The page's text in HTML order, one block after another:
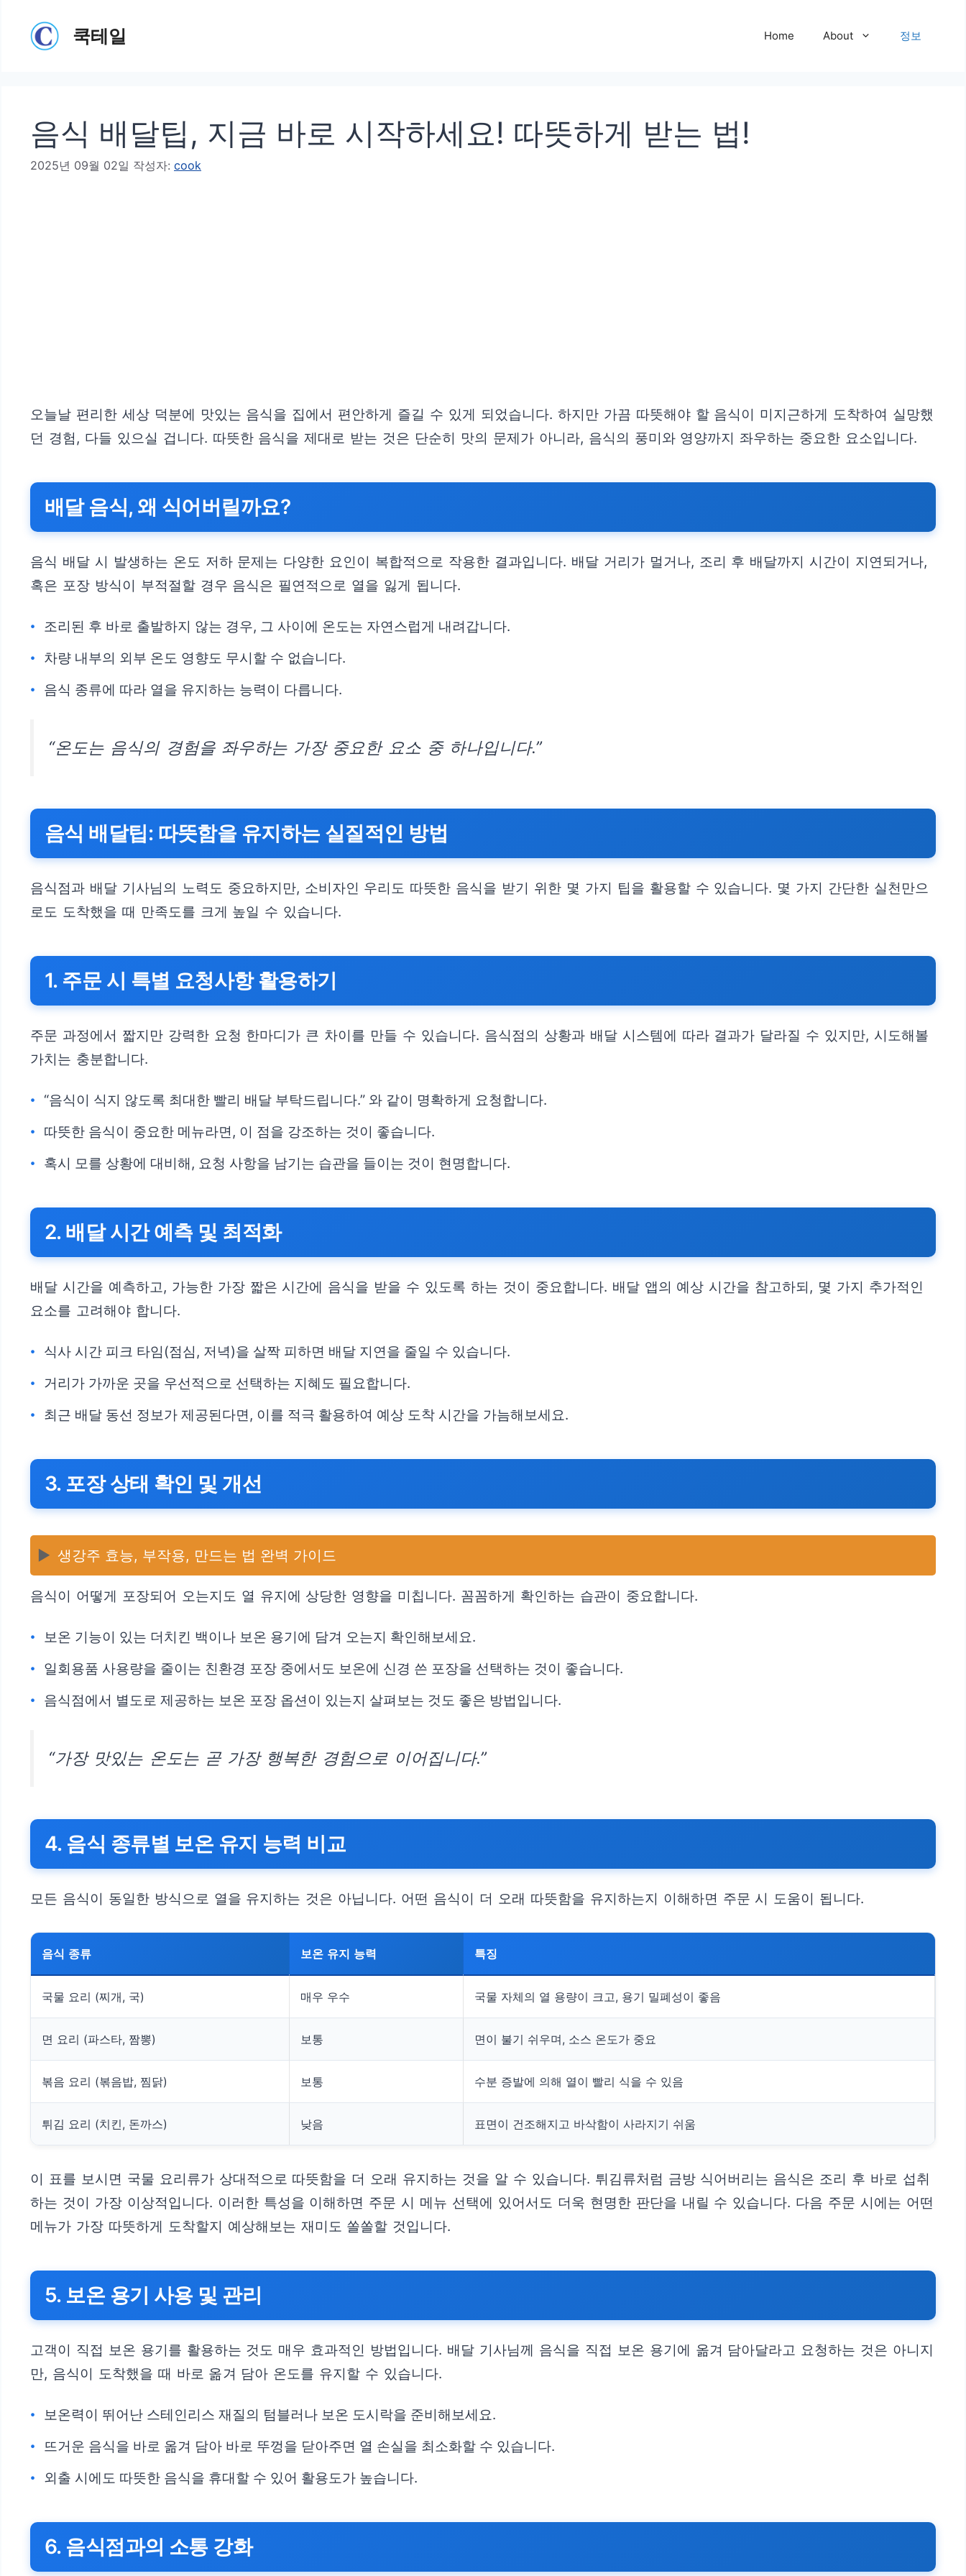
쿡테일 Home About 정보
음식 배달팁, 지금 바로 시작하세요! 따뜻하게 받는 법!
2025년 09월 02일 작성자: cook
오늘날 편리한 세상 덕분에 맛있는 음식을 집에서 편안하게 즐길 수 있게 되었습니다. 하지만 가끔 따뜻해야 할 음식이 미지근하게 도착하여 실망했
던 경험, 다들 있으실 겁니다. 따뜻한 음식을 제대로 받는 것은 단순히 맛의 문제가 아니라, 음식의 풍미와 영양까지 좌우하는 중요한 요소입니다.
배달 음식, 왜 식어버릴까요?
음식 배달 시 발생하는 온도 저하 문제는 다양한 요인이 복합적으로 작용한 결과입니다. 배달 거리가 멀거나, 조리 후 배달까지 시간이 지연되거나,
혹은 포장 방식이 부적절할 경우 음식은 필연적으로 열을 잃게 됩니다.
조리된 후 바로 출발하지 않는 경우, 그 사이에 온도는 자연스럽게 내려갑니다.
차량 내부의 외부 온도 영향도 무시할 수 없습니다.
음식 종류에 따라 열을 유지하는 능력이 다릅니다.
“온도는 음식의 경험을 좌우하는 가장 중요한 요소 중 하나입니다.”
음식 배달팁: 따뜻함을 유지하는 실질적인 방법
음식점과 배달 기사님의 노력도 중요하지만, 소비자인 우리도 따뜻한 음식을 받기 위한 몇 가지 팁을 활용할 수 있습니다. 몇 가지 간단한 실천만으
로도 도착했을 때 만족도를 크게 높일 수 있습니다.
1. 주문 시 특별 요청사항 활용하기
주문 과정에서 짧지만 강력한 요청 한마디가 큰 차이를 만들 수 있습니다. 음식점의 상황과 배달 시스템에 따라 결과가 달라질 수 있지만, 시도해볼
가치는 충분합니다.
“음식이 식지 않도록 최대한 빨리 배달 부탁드립니다.” 와 같이 명확하게 요청합니다.
따뜻한 음식이 중요한 메뉴라면, 이 점을 강조하는 것이 좋습니다.
혹시 모를 상황에 대비해, 요청 사항을 남기는 습관을 들이는 것이 현명합니다.
2. 배달 시간 예측 및 최적화
배달 시간을 예측하고, 가능한 가장 짧은 시간에 음식을 받을 수 있도록 하는 것이 중요합니다. 배달 앱의 예상 시간을 참고하되, 몇 가지 추가적인
요소를 고려해야 합니다.
식사 시간 피크 타임(점심, 저녁)을 살짝 피하면 배달 지연을 줄일 수 있습니다.
거리가 가까운 곳을 우선적으로 선택하는 지혜도 필요합니다.
최근 배달 동선 정보가 제공된다면, 이를 적극 활용하여 예상 도착 시간을 가늠해보세요.
3. 포장 상태 확인 및 개선
▶️ 생강주 효능, 부작용, 만드는 법 완벽 가이드
음식이 어떻게 포장되어 오는지도 열 유지에 상당한 영향을 미칩니다. 꼼꼼하게 확인하는 습관이 중요합니다.
보온 기능이 있는 더치킨 백이나 보온 용기에 담겨 오는지 확인해보세요.
일회용품 사용량을 줄이는 친환경 포장 중에서도 보온에 신경 쓴 포장을 선택하는 것이 좋습니다.
음식점에서 별도로 제공하는 보온 포장 옵션이 있는지 살펴보는 것도 좋은 방법입니다.
“가장 맛있는 온도는 곧 가장 행복한 경험으로 이어집니다.”
4. 음식 종류별 보온 유지 능력 비교
모든 음식이 동일한 방식으로 열을 유지하는 것은 아닙니다. 어떤 음식이 더 오래 따뜻함을 유지하는지 이해하면 주문 시 도움이 됩니다.
음식 종류 보온 유지 능력 특징
국물 요리 (찌개, 국) 매우 우수 국물 자체의 열 용량이 크고, 용기 밀폐성이 좋음
면 요리 (파스타, 짬뽕) 보통 면이 불기 쉬우며, 소스 온도가 중요
볶음 요리 (볶음밥, 찜닭) 보통 수분 증발에 의해 열이 빨리 식을 수 있음
튀김 요리 (치킨, 돈까스) 낮음 표면이 건조해지고 바삭함이 사라지기 쉬움
이 표를 보시면 국물 요리류가 상대적으로 따뜻함을 더 오래 유지하는 것을 알 수 있습니다. 튀김류처럼 금방 식어버리는 음식은 조리 후 바로 섭취
하는 것이 가장 이상적입니다. 이러한 특성을 이해하면 주문 시 메뉴 선택에 있어서도 더욱 현명한 판단을 내릴 수 있습니다. 다음 주문 시에는 어떤
메뉴가 가장 따뜻하게 도착할지 예상해보는 재미도 쏠쏠할 것입니다.
5. 보온 용기 사용 및 관리
고객이 직접 보온 용기를 활용하는 것도 매우 효과적인 방법입니다. 배달 기사님께 음식을 직접 보온 용기에 옮겨 담아달라고 요청하는 것은 아니지
만, 음식이 도착했을 때 바로 옮겨 담아 온도를 유지할 수 있습니다.
보온력이 뛰어난 스테인리스 재질의 텀블러나 보온 도시락을 준비해보세요.
뜨거운 음식을 바로 옮겨 담아 바로 뚜껑을 닫아주면 열 손실을 최소화할 수 있습니다.
외출 시에도 따뜻한 음식을 휴대할 수 있어 활용도가 높습니다.
6. 음식점과의 소통 강화